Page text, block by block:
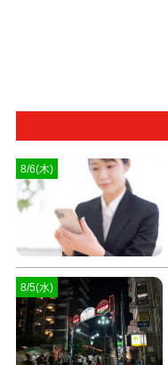
8/6(木)
8/5(水)